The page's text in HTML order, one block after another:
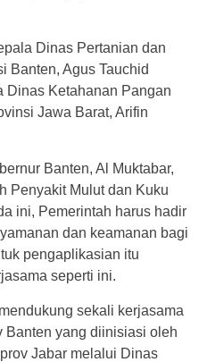
Dinas Pertanian dan
Banten, Agus Tauchid
Dinas Ketahanan Pangan
Jawa Barat, Arifin
Banten, Al Muktabar,
Penyakit Mulut dan Kuku
ini, Pemerintah harus hadir
dan keamanan bagi
pengaplikasian itu
seperti ini.
sekali kerjasama
Banten yang diinisiasi oleh
Jabar melalui Dinas